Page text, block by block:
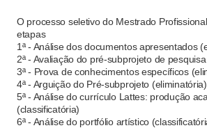
O processo seletivo do Mestrado
etapas
1ª - Análise dos documentos apresentados
2ª - Avaliação do pré-subprojeto de
3ª - Prova de conhecimentos específicos
4ª - Arguição do Pré-subprojeto (eliminatória)
5ª - Análise do currículo Lattes: produção
(classificatória)
6ª - Análise do portfólio artístico